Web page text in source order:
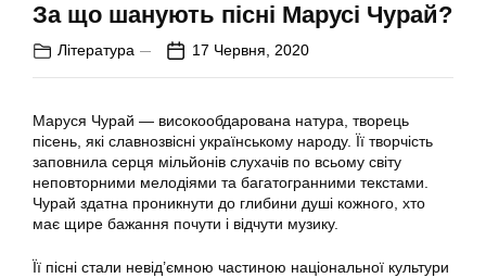
За що шанують пісні Марусі Чурай?
Література 17 Червня, 2020
Маруся Чурай — високообдарована натура, творець
пісень, які славнозвісні українському народу. Її творчість
заповнила серця мільйонів слухачів по всьому світу
неповторними мелодіями та багатогранними текстами.
Чурай здатна проникнути до глибини душі кожного, хто
має щире бажання почути і відчути музику.
Її пісні стали невід’ємною частиною національної культури